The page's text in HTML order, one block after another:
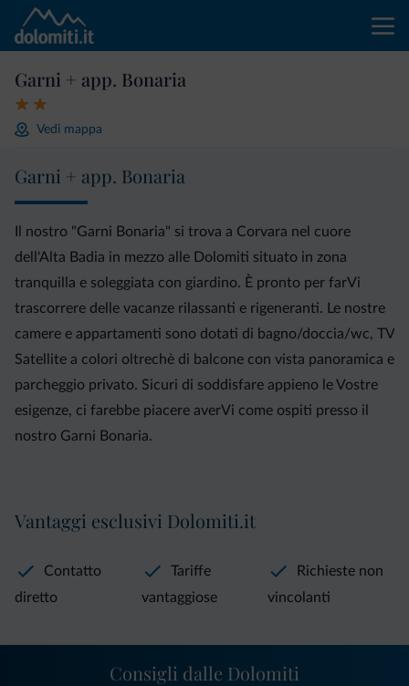
Garni + app. Bonaria
Vedi mappa
Garni + app. Bonaria
Il nostro "Garni Bonaria" si trova a Corvara nel cuore
dell'Alta Badia in mezzo alle Dolomiti situato in zona
tranquilla e soleggiata con giardino. È pronto per farVi
trascorrere delle vacanze rilassanti e rigeneranti. Le nostre
camere e appartamenti sono dotati di bagno/doccia/wc, TV
Satellite a colori oltrechè di balcone con vista panoramica e
parcheggio privato. Sicuri di soddisfare appieno le Vostre
esigenze, ci farebbe piacere averVi come ospiti presso il
nostro Garni Bonaria.
Vantaggi esclusivi Dolomiti.it
Contatto
diretto
Tariffe
vantaggiose
Richieste non
vincolanti
Consigli dalle Dolomiti